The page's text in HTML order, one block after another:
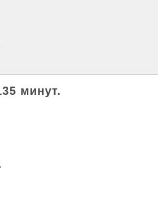
минут.